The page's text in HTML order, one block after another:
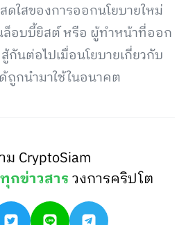
ดใสของการออกนโยบายใหม่
ล็อบบี้ยิสต์ หรือ ผู้ทำหน้าที่ออก
นต่อไปเมื่อนโยบายเกี่ยวกับ
ถูกนำมาใช้ในอนาคต
CryptoSiam
ทุกข่าวสารวงการคริปโต